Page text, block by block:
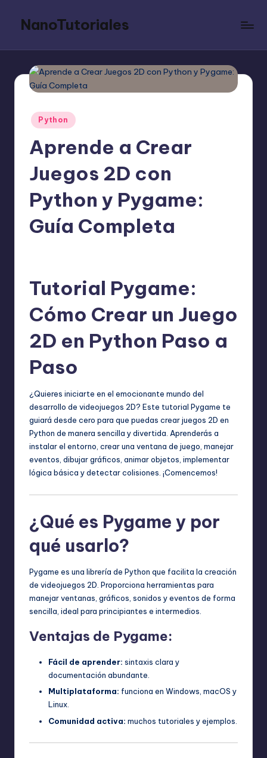
Saltar
contenido
NanoTutoriales
precisos
cualquier
lenguaje
programación
Publicado
en
Python
Aprende a Crear
Juegos 2D con
Python y Pygame:
Guía Completa
Tutorial Pygame:
Cómo Crear un Juego
2D en Python Paso a
Paso
¿Quieres iniciarte en el emocionante mundo del
desarrollo de videojuegos 2D? Este tutorial Pygame te
guiará desde cero para que puedas crear juegos 2D en
Python de manera sencilla y divertida. Aprenderás a
instalar el entorno, crear una ventana de juego, manejar
eventos, dibujar gráficos, animar objetos, implementar
lógica básica y detectar colisiones. ¡Comencemos!
¿Qué es Pygame y por
qué usarlo?
Pygame es una librería de Python que facilita la creación
de videojuegos 2D. Proporciona herramientas para
manejar ventanas, gráficos, sonidos y eventos de forma
sencilla, ideal para principiantes e intermedios.
Ventajas de Pygame:
Fácil de aprender: sintaxis clara y
documentación abundante.
Multiplataforma: funciona en Windows, macOS y
Linux.
Comunidad activa: muchos tutoriales y ejemplos.